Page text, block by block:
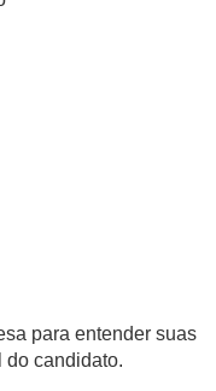
para entender suas
do candidato.